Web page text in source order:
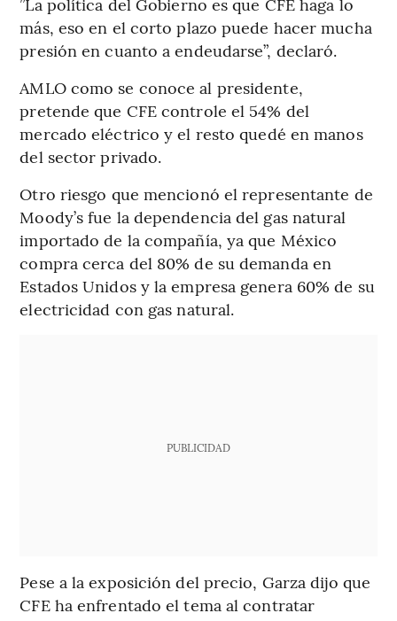
más, eso en el corto plazo puede hacer mucha
presión en cuanto a endeudarse”, declaró.
AMLO como se conoce al presidente,
pretende que CFE controle el 54% del
mercado eléctrico y el resto quedé en manos
del sector privado.
Otro riesgo que mencionó el representante de
Moody’s fue la dependencia del gas natural
importado de la compañía, ya que México
compra cerca del 80% de su demanda en
Estados Unidos y la empresa genera 60% de su
electricidad con gas natural.
PUBLICIDAD
Pese a la exposición del precio, Garza dijo que
CFE ha enfrentado el tema al contratar